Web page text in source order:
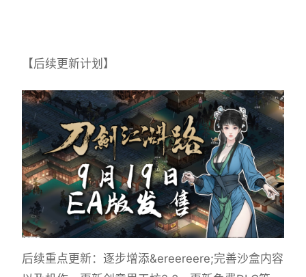
【后续更新计划】
后续重点更新：逐步增添&ereereere;完善沙盒内容